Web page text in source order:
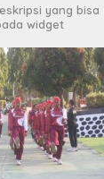
yang bisa
widget